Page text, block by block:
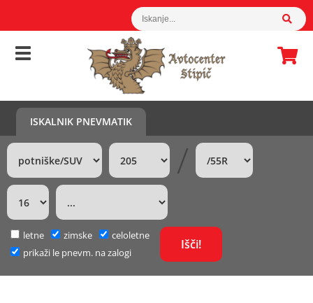
ISKALNIK PNEVMATIK
/
letne zimske
celoletne
prikaži le pnevm. na zalogi